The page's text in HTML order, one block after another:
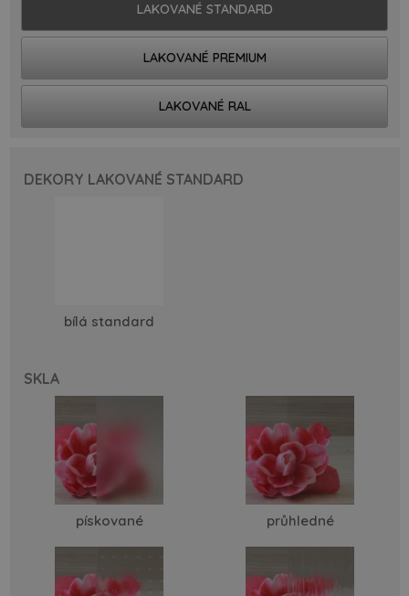
LAKOVANÉ STANDARD
LAKOVANÉ PREMIUM
LAKOVANÉ RAL
DEKORY LAKOVANÉ STANDARD
bílá standard
SKLA
pískované průhledné